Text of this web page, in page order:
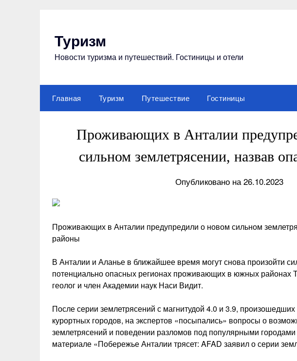
Туризм
Новости туризма и путешествий. Гостиницы и отели
Главная Туризм Путешествие Гостиницы
Проживающих в Анталии
сильном землетрясении, назвав
Опубликовано на 26.10.2023
Проживающих в Анталии предупредили о новом сильном
районы
В Анталии и Аланье в ближайшее время могут снова произойти
потенциально опасных регионах проживающих в южных районах
геолог и член Академии наук Наси Видит.
После серии землетрясений с магнитудой 4.0 и 3.9, произошедших
курортных городов, на экспертов «посыпались» вопросы о
землетрясений и поведении разломов под популярными городами
материале «Побережье Анталии трясет: AFAD заявил о серии